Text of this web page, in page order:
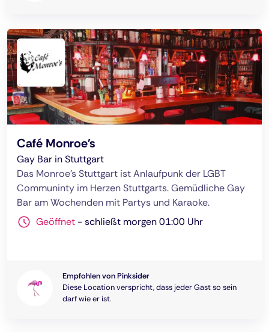
Café Monroe's
Gay Bar in Stuttgart
Das Monroe's Stuttgart ist Anlaufpunk der LGBT
Communinty im Herzen Stuttgarts. Gemüdliche Gay
Bar am Wochenden mit Partys und Karaoke.
Geöffnet -schließt morgen 01:00 Uhr
Empfohlen von Pinksider
Diese Location verspricht, dass jeder Gast so sein
darf wie er ist.